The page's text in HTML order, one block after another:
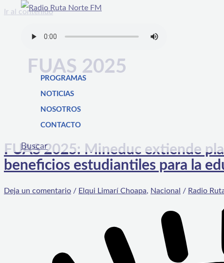
Ir al contenido
PROGRAMAS
NOTICIAS
NOSOTROS
CONTACTO
Buscar
FUAS 2025
FUAS 2025: Mineduc extiende
beneficios estudiantiles para la
Deja un comentario / Elqui Limarí Choapa, Nacional / Radio